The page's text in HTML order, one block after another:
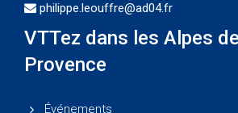
philippe.leouffre@ad04.fr
VTTez dans les Alpes
Provence
Événements